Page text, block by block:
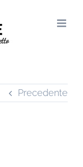
Precedente